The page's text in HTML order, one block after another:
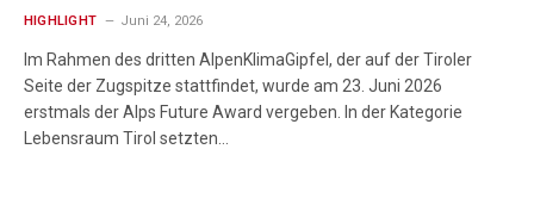
HIGHLIGHT Juni 24, 2026
Im Rahmen des dritten AlpenKlimaGipfel, der auf der Tiroler
Seite der Zugspitze stattfindet, wurde am 23. Juni 2026
erstmals der Alps Future Award vergeben. In der Kategorie
Lebensraum Tirol setzten…